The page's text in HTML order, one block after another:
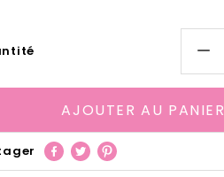
AJOUTER AU PANIER